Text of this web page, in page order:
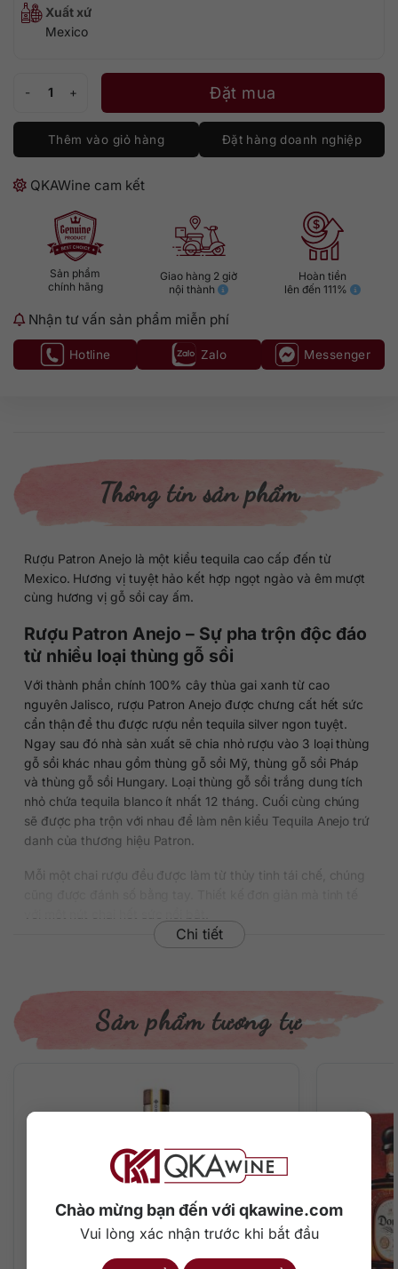
Chào mừng bạn đến với qkawine.com
Vui lòng xác nhận trước khi bắt đầu
Xuất xứ
Mexico
Đặt mua
Thêm vào giỏ hàng Đặt hàng doanh nghiệp
QKAWine cam kết
Sản phẩm
chính hãng
Giao hàng 2 giờ
nội thành
Hoàn tiền
lên đến 111%
Nhận tư vấn sản phẩm miễn phí
Hotline Zalo Messenger
Thông tin sản phẩm
Rượu Patron Anejo là một kiểu tequila cao cấp đến từ
Mexico. Hương vị tuyệt hảo kết hợp ngọt ngào và êm mượt
cùng hương vị gỗ sồi cay ấm.
Rượu Patron Anejo – Sự pha trộn độc đáo
từ nhiều loại thùng gỗ sồi
Với thành phần chính 100% cây thùa gai xanh từ cao
nguyên Jalisco, rượu Patron Anejo được chưng cất hết sức
cẩn thận để thu được rượu nền tequila silver ngon tuyệt.
Ngay sau đó nhà sản xuất sẽ chia nhỏ rượu vào 3 loại thùng
gỗ sồi khác nhau gồm thùng gỗ sồi Mỹ, thùng gỗ sồi Pháp
và thùng gỗ sồi Hungary. Loại thùng gỗ sồi trắng dung tích
nhỏ chứa tequila blanco ít nhất 12 tháng. Cuối cùng chúng
sẽ được pha trộn với nhau để làm nên kiểu Tequila Anejo trứ
danh của thương hiệu Patron.
Mỗi một chai rượu đều được làm từ thủy tinh tái chế, chúng
Thông tin chi tiết về rượu
Phân loại: Tequila
Cách thưởng thức: Uống nguyên chất, pha chế cocktail
Tuyệt tác pha trộn của những bậc thầy chưng cất và pha
chế nhà Patron đã tạo nên dòng tequila cực kỳ ngọt ngào
và mềm mại. Hương thơm gỗ sồi đặc biệt hấp dẫn với gợi ý
của nho khô và vani thể hiện hết sức sắc nét. Trên vòm
miệng là vị ngọt lôi cuốn của cây thùa gai xanh và được bổ
sung hoàn hảo bởi gỗ sồi như vani, mật ong, caramel, nho
Chi tiết
Sản phẩm tương tự